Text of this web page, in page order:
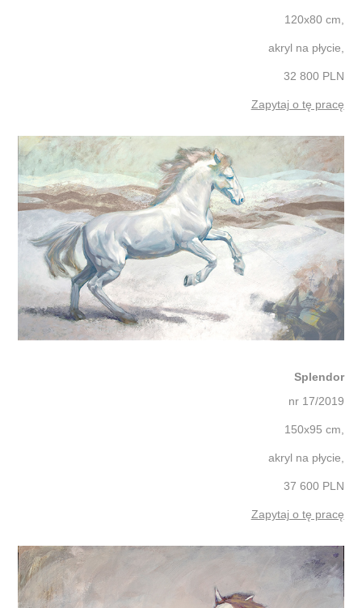
120x80 cm,
akryl na płycie,
32 800 PLN
Zapytaj o tę pracę
Splendor
nr 17/2019
150x95 cm,
akryl na płycie,
37 600 PLN
Zapytaj o tę pracę